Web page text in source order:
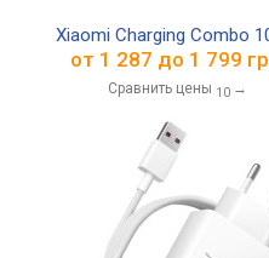
Xiaomi Charging Combo
от 1 287 до 1 799
Сравнить цены 10 →